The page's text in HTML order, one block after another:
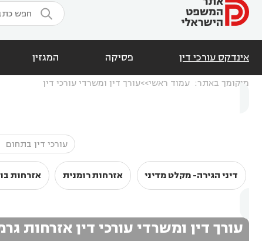

אינדקס עורכי דין פסיקה המגזין
מיקומך באתר: עמוד ראשי עורך דין ומשרדי עורכי דין
דיני הגירה- מקלט מדיני אזרחות רומנית אזרחות
עורך דין ומשרדי עורכי דין אזרחות